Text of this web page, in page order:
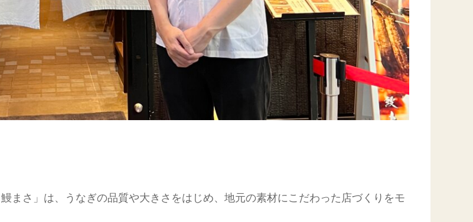
まさ」は、うなぎの品質や大きさをはじめ、地元の素材にこだわった店づくりをモ